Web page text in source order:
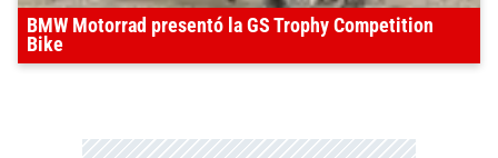
BMW Motorrad presentó la GS Trophy Competition
Bike